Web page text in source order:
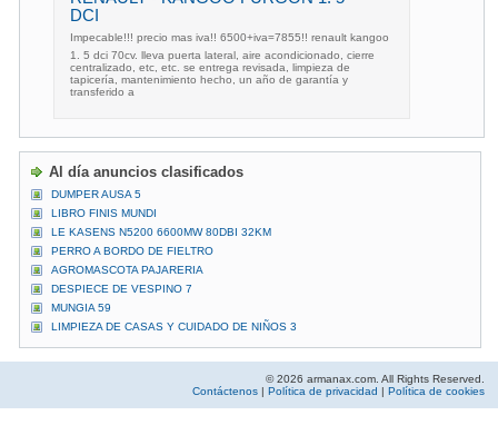
DCI
Impecable!!! precio mas iva!! 6500+iva=7855!! renault kangoo
1. 5 dci 70cv. lleva puerta lateral, aire acondicionado, cierre
centralizado, etc, etc. se entrega revisada, limpieza de
tapicería, mantenimiento hecho, un año de garantía y
transferido a
Al día anuncios clasificados
DUMPER AUSA 5
LIBRO FINIS MUNDI
LE KASENS N5200 6600MW 80DBI 32KM
PERRO A BORDO DE FIELTRO
AGROMASCOTA PAJARERIA
DESPIECE DE VESPINO 7
MUNGIA 59
LIMPIEZA DE CASAS Y CUIDADO DE NIÑOS 3
© 2026 armanax.com. All Rights Reserved.
Contáctenos | Política de privacidad | Política de cookies